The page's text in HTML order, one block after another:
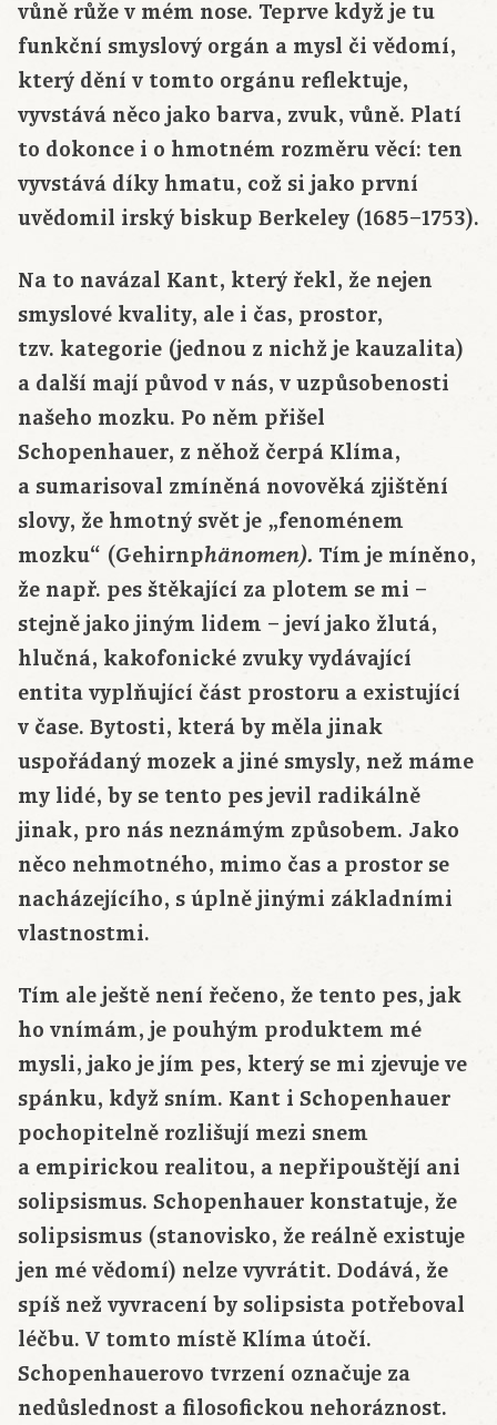
vůně růže v mém nose. Teprve když je tu
funkční smyslový orgán a mysl či vědomí,
který dění v tomto orgánu reflektuje,
vyvstává něco jako barva, zvuk, vůně. Platí
to dokonce i o hmotném rozměru věcí: ten
vyvstává díky hmatu, což si jako první
uvědomil irský biskup Berkeley (1685–1753).
Na to navázal Kant, který řekl, že nejen
smyslové kvality, ale i čas, prostor,
tzv. kategorie (jednou z nichž je kauzalita)
a další mají původ v nás, v uzpůsobenosti
našeho mozku. Po něm přišel
Schopenhauer, z něhož čerpá Klíma,
a sumarisoval zmíněná novověká zjištění
slovy, že hmotný svět je „fenoménem
mozku“ (Gehirnphänomen). Tím je míněno,
že např. pes štěkající za plotem se mi –
stejně jako jiným lidem – jeví jako žlutá,
hlučná, kakofonické zvuky vydávající
entita vyplňující část prostoru a existující
v čase. Bytosti, která by měla jinak
uspořádaný mozek a jiné smysly, než máme
my lidé, by se tento pes jevil radikálně
jinak, pro nás neznámým způsobem. Jako
něco nehmotného, mimo čas a prostor se
nacházejícího, s úplně jinými základními
vlastnostmi.
Tím ale ještě není řečeno, že tento pes, jak
ho vnímám, je pouhým produktem mé
mysli, jako je jím pes, který se mi zjevuje ve
spánku, když sním. Kant i Schopenhauer
pochopitelně rozlišují mezi snem
a empirickou realitou, a nepřipouštějí ani
solipsismus. Schopenhauer konstatuje, že
solipsismus (stanovisko, že reálně existuje
jen mé vědomí) nelze vyvrátit. Dodává, že
spíš než vyvracení by solipsista potřeboval
léčbu. V tomto místě Klíma útočí.
Schopenhauerovo tvrzení označuje za
nedůslednost a filosofickou nehoráznost.